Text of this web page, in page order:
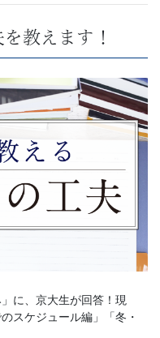
教えます！
に、京大生が回答！現
スケジュール編」「冬・